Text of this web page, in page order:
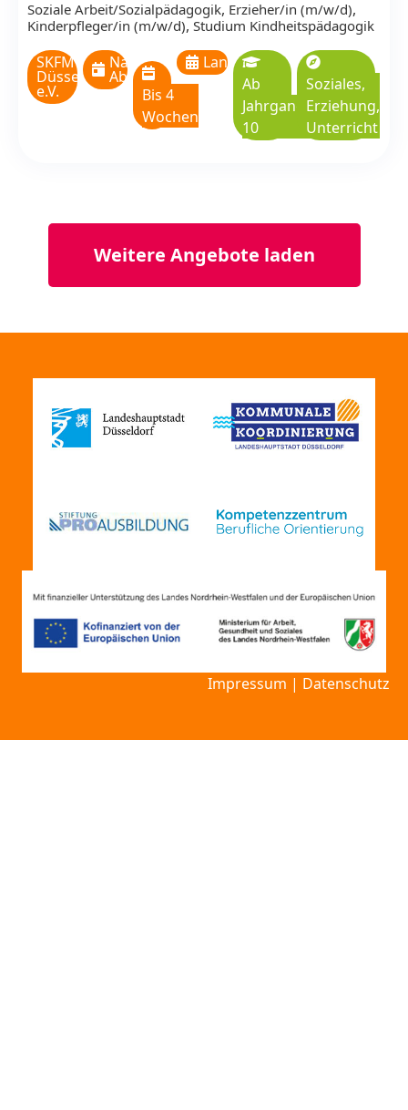
Soziale Arbeit/Sozialpädagogik, Erzieher/in (m/w/d),
Kinderpfleger/in (m/w/d), Studium Kindheitspädagogik
SKFM
Düsseldorf
e.V.
Nach
Absprache
Bis 4
Wochen
Langzeitpraktikum
Ab
Jahrgangsstufe
10
Soziales,
Erziehung,
Unterricht
Weitere Angebote laden
Impressum | Datenschutz